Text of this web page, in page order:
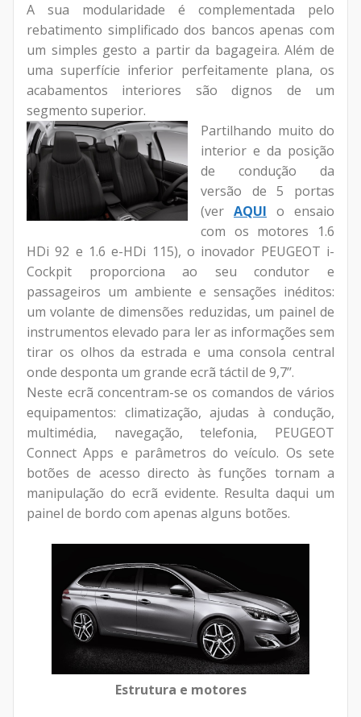
A sua modularidade é complementada pelo
rebatimento simplificado dos bancos apenas com
um simples gesto a partir da bagageira. Além de
uma superfície inferior perfeitamente plana, os
acabamentos interiores são dignos de um
segmento superior.
Partilhando muito do
interior e da posição
de condução da
versão de 5 portas
(ver AQUI o ensaio
com os motores 1.6
HDi 92 e 1.6 e-HDi 115), o inovador PEUGEOT i-
Cockpit proporciona ao seu condutor e
passageiros um ambiente e sensações inéditos:
um volante de dimensões reduzidas, um painel de
instrumentos elevado para ler as informações sem
tirar os olhos da estrada e uma consola central
onde desponta um grande ecrã táctil de 9,7’’.
Neste ecrã concentram-se os comandos de vários
equipamentos: climatização, ajudas à condução,
multimédia, navegação, telefonia, PEUGEOT
Connect Apps e parâmetros do veículo. Os sete
botões de acesso directo às funções tornam a
manipulação do ecrã evidente. Resulta daqui um
painel de bordo com apenas alguns botões.
Estrutura e motores